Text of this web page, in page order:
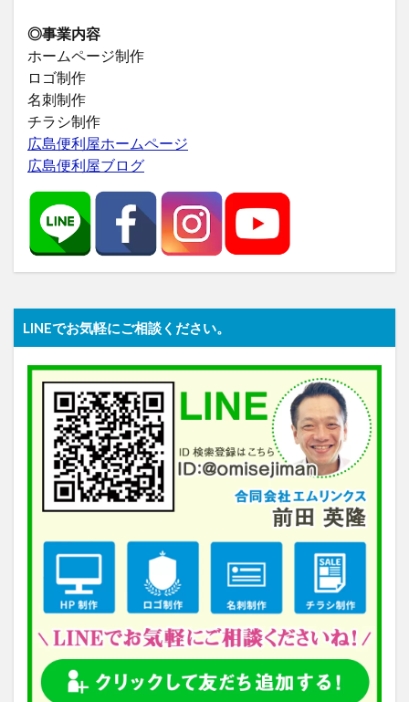
◎事業内容
ホームページ制作
ロゴ制作
名刺制作
チラシ制作
広島便利屋ホームページ
広島便利屋ブログ
LINEでお気軽にご相談ください。